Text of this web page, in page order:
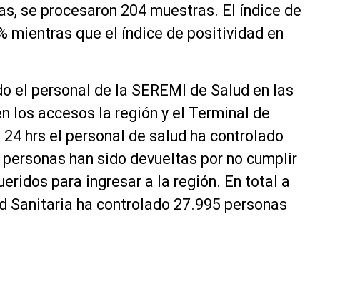
se procesaron 204 muestras. El índice de
mientras que el índice de positividad en
el personal de la SEREMI de Salud en las
los accesos la región y el Terminal de
hrs el personal de salud ha controlado
han sido devueltas por no cumplir
para ingresar a la región. En total a
Sanitaria ha controlado 27.995 personas